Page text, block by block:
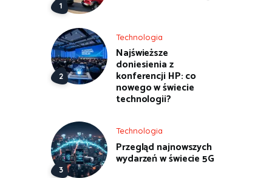
Technologia
Najświeższe
doniesienia z
konferencji HP: co
nowego w świecie
technologii?
Technologia
Przegląd najnowszych
wydarzeń w świecie 5G